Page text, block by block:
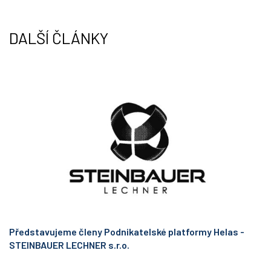
DALŠÍ ČLÁNKY
Představujeme členy Podnikatelské platformy Helas -
STEINBAUER LECHNER s.r.o.